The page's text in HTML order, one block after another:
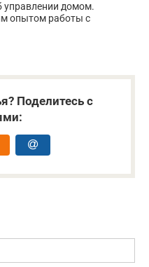
управлении домом.
опытом работы с
Поделитесь с